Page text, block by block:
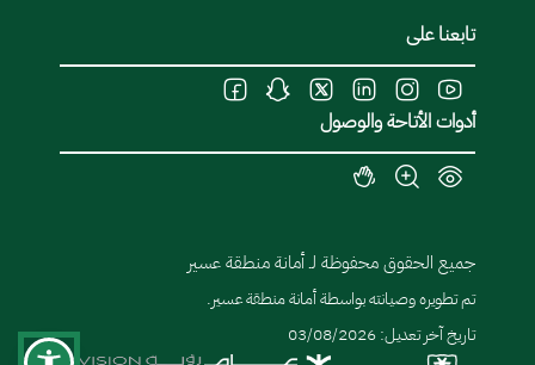
تابعنا على
أدوات الأتاحة والوصول
جميع الحقوق محفوظة لـ أمانة منطقة عسير
تم تطويره وصيانته بواسطة أمانة منطقة عسير.
تاريخ آخر تعديل: 03/08/2026